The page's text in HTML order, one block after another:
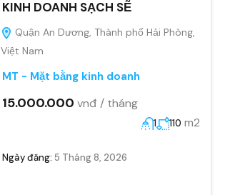
KINH DOANH SẠCH SẼ
Quận An Dương, Thành phố Hải Phòng,
Việt Nam
MT - Mặt bằng kinh doanh
15.000.000 vnđ / tháng
1 110 m2
Ngày đăng: 5 Tháng 8, 2026